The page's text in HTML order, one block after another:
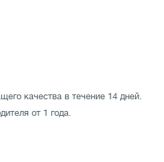
качества в течение 14 дней.
от 1 года.